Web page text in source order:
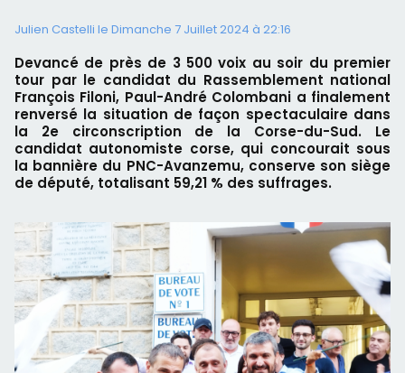
Julien Castelli le Dimanche 7 Juillet 2024 à 22:16
Devancé de près de 3 500 voix au soir du premier
tour par le candidat du Rassemblement national
François Filoni, Paul-André Colombani a finalement
renversé la situation de façon spectaculaire dans
la 2e circonscription de la Corse-du-Sud. Le
candidat autonomiste corse, qui concourait sous
la bannière du PNC-Avanzemu, conserve son siège
de député, totalisant 59,21 % des suffrages.